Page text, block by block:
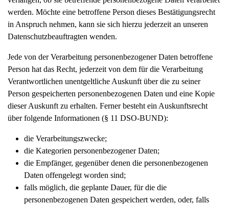
werden. Möchte eine betroffene Person dieses Bestätigungsrecht
in Anspruch nehmen, kann sie sich hierzu jederzeit an unseren
Datenschutzbeauftragten wenden.
Jede von der Verarbeitung personenbezogener Daten betroffene
Person hat das Recht, jederzeit von dem für die Verarbeitung
Verantwortlichen unentgeltliche Auskunft über die zu seiner
Person gespeicherten personenbezogenen Daten und eine Kopie
dieser Auskunft zu erhalten. Ferner besteht ein Auskunftsrecht
über folgende Informationen (§ 11 DSO-BUND):
die Verarbeitungszwecke;
die Kategorien personenbezogener Daten;
die Empfänger, gegenüber denen die personenbezogenen
Daten offengelegt worden sind;
falls möglich, die geplante Dauer, für die die
personenbezogenen Daten gespeichert werden, oder, falls